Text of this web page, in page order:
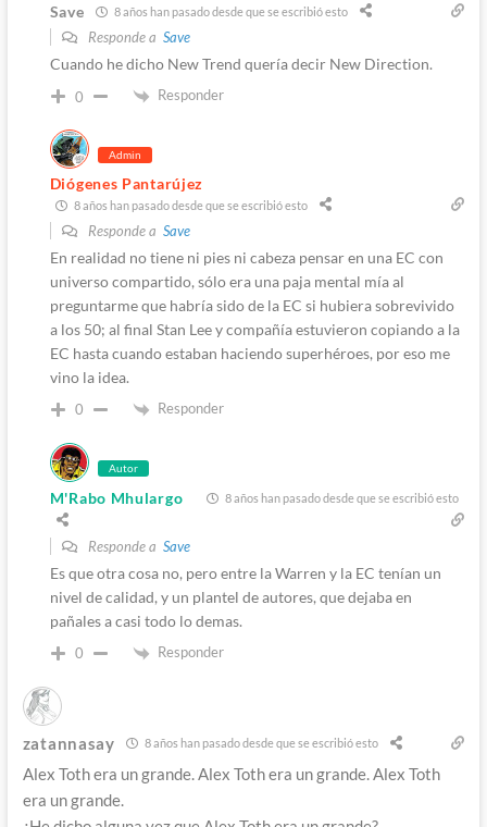
Save 8 años han pasado desde que se escribió esto
Responde a Save
Cuando he dicho New Trend quería decir New Direction.
0 Responder
Admin
Diógenes Pantarújez
8 años han pasado desde que se escribió esto
Responde a Save
En realidad no tiene ni pies ni cabeza pensar en una EC con
universo compartido, sólo era una paja mental mía al
preguntarme que habría sido de la EC si hubiera sobrevivido
a los 50; al final Stan Lee y compañía estuvieron copiando a la
EC hasta cuando estaban haciendo superhéroes, por eso me
vino la idea.
0 Responder
Autor
M'Rabo Mhulargo 8 años han pasado desde que se escribió esto
Responde a Save
Es que otra cosa no, pero entre la Warren y la EC tenían un
nivel de calidad, y un plantel de autores, que dejaba en
pañales a casi todo lo demas.
0 Responder
zatannasay 8 años han pasado desde que se escribió esto
Alex Toth era un grande. Alex Toth era un grande. Alex Toth
era un grande.